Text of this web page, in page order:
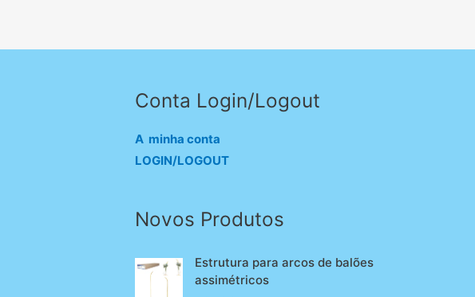
Conta Login/Logout
A minha conta
LOGIN/LOGOUT
Novos Produtos
Estrutura para arcos de balões
assimétricos